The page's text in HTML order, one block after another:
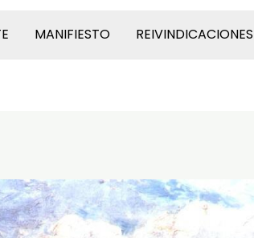
MANIFIESTO REIVINDICACIONES